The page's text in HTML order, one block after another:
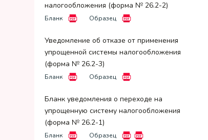
налогообложения (форма № 26.2-2)
Бланк Образец
Уведомление об отказе от применения
упрощенной системы налогообложения
(форма № 26.2-3)
Бланк Образец
Бланк уведомления о переходе на
упрощенную систему налогообложения
(форма № 26.2-1)
Бланк Образец